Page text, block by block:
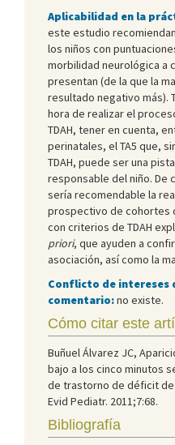
Aplicabilidad en la
este estudio
los niños con
morbilidad neurológica a
presentan (de la que la
resultado negativo más).
hora de realizar el
TDAH, tener en cuenta,
perinatales, el TA5 que,
TDAH, puede ser una
responsable del niño. De
sería recomendable la
prospectivo de cohortes
con criterios de TDAH
priori, que ayuden a
asociación, así como la
Conflicto de intereses
comentario:no existe.
Cómo citar este
Buñuel Álvarez JC,
bajo a los cinco minutos
de trastorno de déficit
Evid Pediatr. 2011;7:68.
Bibliografía